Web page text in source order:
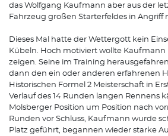
das Wolfgang Kaufmann aber aus der
Fahrzeug großen Starterfeldes in Angriff
Dieses Mal hatte der Wettergott kein
Kübeln. Hoch motiviert wollte Kaufmann
zeigen. Seine im Training
dann den ein oder anderen erfahrenen
Historischen Formel 2 Meisterschaft in
Verlauf des 14 Runden langen Rennens
Molsberger Position um Position nach
Runden vor Schluss, Kaufmann wurde
Platz geführt, begannen wieder starke